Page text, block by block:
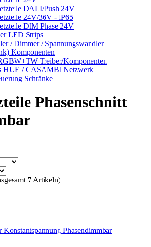
DALI/Push 24V
24V/36V - IP65
DIM Phase 24V
LED Strips
/ Dimmer / Spannungswandler
Komponenten
Treiber/Komponenten
HUE / CASAMBI Netzwerk
Schränke
Phasenschnitt
7 Artikeln)